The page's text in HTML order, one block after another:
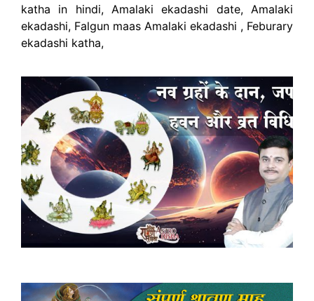
katha in hindi, Amalaki ekadashi date, Amalaki
ekadashi, Falgun maas Amalaki ekadashi , Feburary
ekadashi katha,